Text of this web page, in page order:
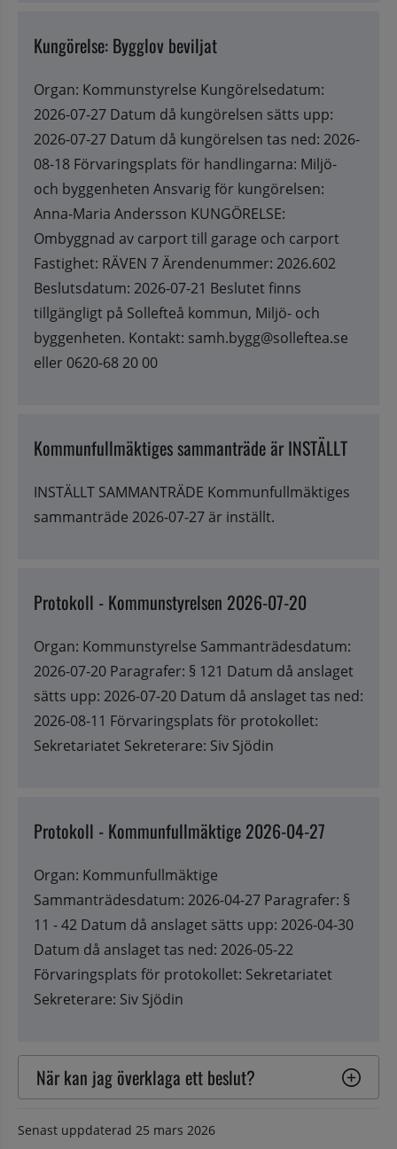
Kungörelse: Bygglov beviljat
Organ: Kommunstyrelse Kungörelsedatum:
2026-07-27 Datum då kungörelsen sätts upp:
2026-07-27 Datum då kungörelsen tas ned: 2026-
08-18 Förvaringsplats för handlingarna: Miljö-
och byggenheten Ansvarig för kungörelsen:
Anna-Maria Andersson KUNGÖRELSE:
Ombyggnad av carport till garage och carport
Fastighet: RÄVEN 7 Ärendenummer: 2026.602
Beslutsdatum: 2026-07-21 Beslutet finns
tillgängligt på Sollefteå kommun, Miljö- och
byggenheten. Kontakt: samh.bygg@solleftea.se
eller 0620-68 20 00
Kommunfullmäktiges sammanträde är INSTÄLLT
INSTÄLLT SAMMANTRÄDE Kommunfullmäktiges
sammanträde 2026-07-27 är inställt.
Protokoll - Kommunstyrelsen 2026-07-20
Organ: Kommunstyrelse Sammanträdesdatum:
2026-07-20 Paragrafer: § 121 Datum då anslaget
sätts upp: 2026-07-20 Datum då anslaget tas ned:
2026-08-11 Förvaringsplats för protokollet:
Sekretariatet Sekreterare: Siv Sjödin
Protokoll - Kommunfullmäktige 2026-04-27
Organ: Kommunfullmäktige
Sammanträdesdatum: 2026-04-27 Paragrafer: §
11 - 42 Datum då anslaget sätts upp: 2026-04-30
Datum då anslaget tas ned: 2026-05-22
Förvaringsplats för protokollet: Sekretariatet
Sekreterare: Siv Sjödin
När kan jag överklaga ett beslut?
Senast uppdaterad 25 mars 2026